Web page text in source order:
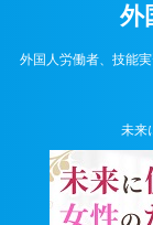
外
外国人労働者、技能
未来